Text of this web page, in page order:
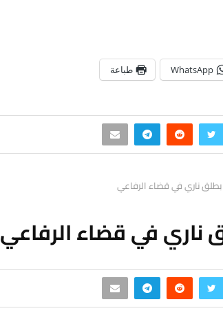
WhatsApp طباعة
بطلق ناري في قضاء الرفاعي
ناري في قضاء الرفاعي